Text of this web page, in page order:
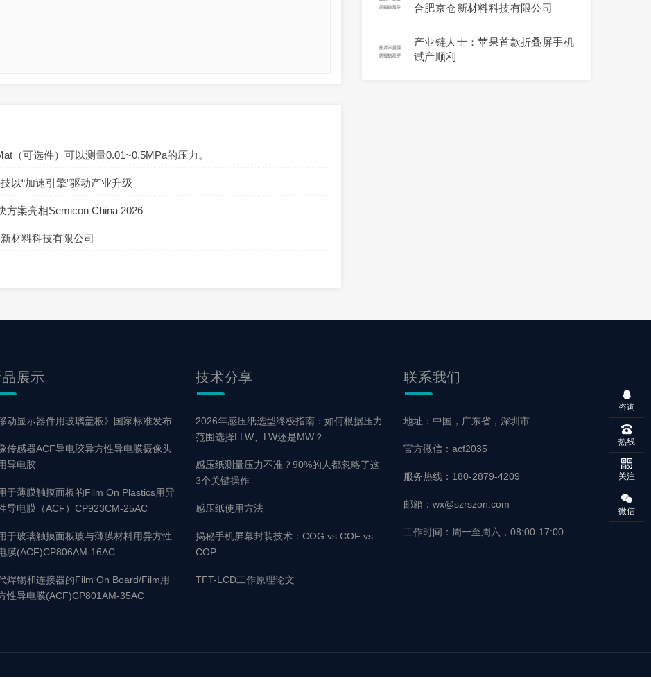
（可选件）可以测量0.01~0.5MPa的压力。
以“加速引擎”驱动产业升级
方案亮相Semicon China 2026
材料科技有限公司
合肥京仓新材料科技有限公司
产业链人士：苹果首款折叠屏手机
试产顺利
展示
移动显示器件用玻璃盖板》国家标准发布
传感器ACF导电胶异方性导电膜摄像头
导电胶
于薄膜触摸面板的Film On Plastics用异
导电膜（ACF）CP923CM-25AC
于玻璃触摸面板玻与薄膜材料用异方性
膜(ACF)CP806AM-16AC
焊锡和连接器的Film On Board/Film用
性导电膜(ACF)CP801AM-35AC
技术分享
2026年感压纸选型终极指南：如何根据压力
范围选择LLW、LW还是MW？
感压纸测量压力不准？90%的人都忽略了这
3个关键操作
感压纸使用方法
揭秘手机屏幕封装技术：COG vs COF vs
COP
TFT-LCD工作原理论文
联系我们
地址：中国，广东省，深圳市
官方微信：acf2035
服务热线：180-2879-4209
邮箱：wx@szrszon.com
工作时间：周一至周六，08:00-17:00
咨询
热线
关注
微信